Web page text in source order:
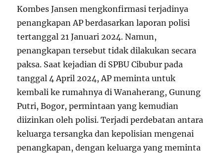
Kombes Jansen mengkonfirmasi terjadinya
penangkapan AP berdasarkan laporan polisi
tertanggal 21 Januari 2024. Namun,
penangkapan tersebut tidak dilakukan secara
paksa. Saat kejadian di SPBU Cibubur pada
tanggal 4 April 2024, AP meminta untuk
kembali ke rumahnya di Wanaherang, Gunung
Putri, Bogor, permintaan yang kemudian
diizinkan oleh polisi. Terjadi perdebatan antara
keluarga tersangka dan kepolisian mengenai
penangkapan, dengan keluarga yang meminta